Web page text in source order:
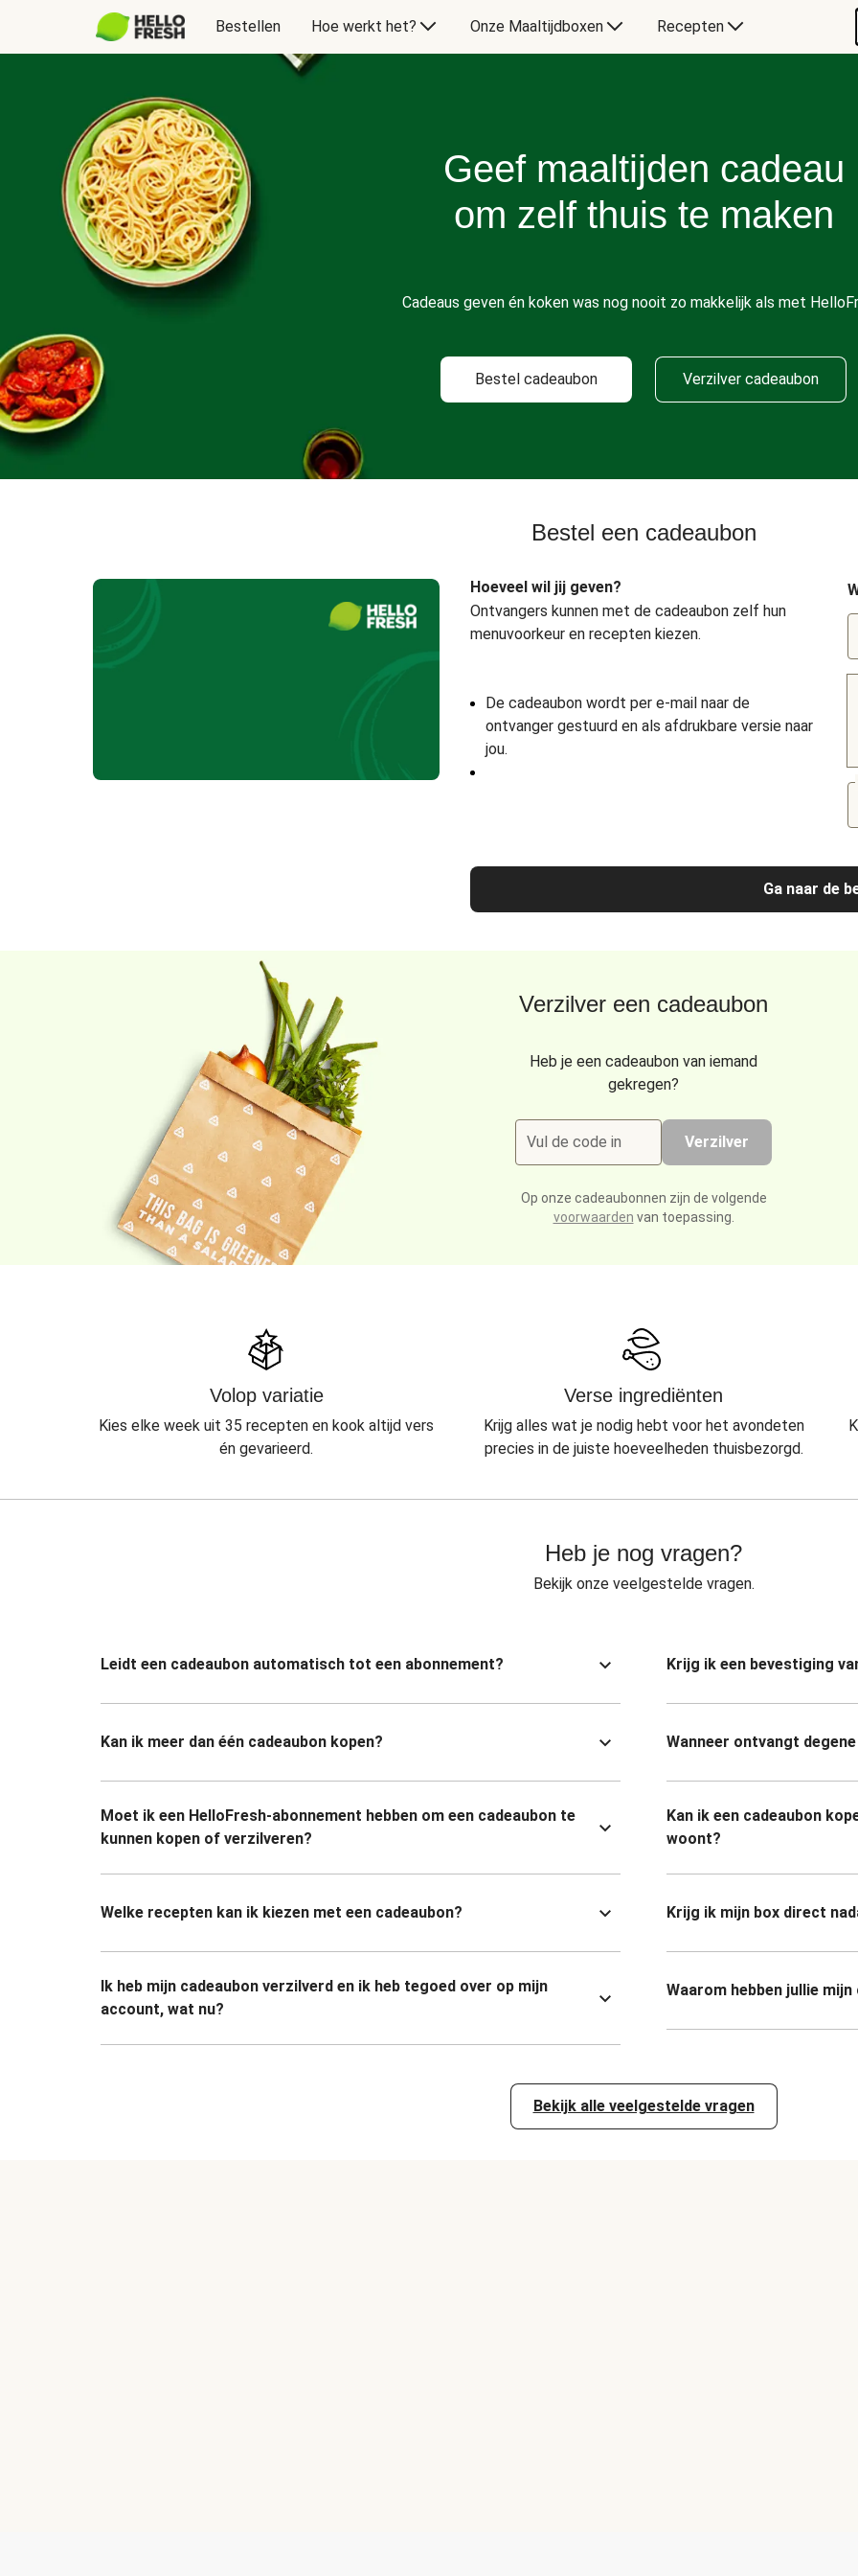
Bestellen Hoe werkt het? Onze Maaltijdboxen Recepten
Geef maaltijden cadeau
om zelf thuis te maken
Cadeaus geven én koken was nog nooit zo makkelijk als met
Bestel cadeaubon Verzilver cadeaubon
Bestel een cadeaubon
Hoeveel wil jij geven?
Ontvangers kunnen met de cadeaubon zelf hun
menuvoorkeur en recepten kiezen.
De cadeaubon wordt per e-mail naar de
ontvanger gestuurd en als afdrukbare versie naar
jou.
Ga naar de
Verzilver een cadeaubon
Heb je een cadeaubon van iemand
gekregen?
Vul de code in Verzilver
Op onze cadeaubonnen zijn de volgende
voorwaarden van toepassing.
Volop variatie
Kies elke week uit 35 recepten en kook altijd vers
én gevarieerd.
Verse ingrediënten
Krijg alles wat je nodig hebt voor het avondeten
precies in de juiste hoeveelheden thuisbezorgd.
Heb je nog vragen?
Bekijk onze veelgestelde vragen.
Leidt een cadeaubon automatisch tot een abonnement?
Kan ik meer dan één cadeaubon kopen?
Moet ik een HelloFresh-abonnement hebben om een cadeaubon te
kunnen kopen of verzilveren?
Welke recepten kan ik kiezen met een cadeaubon?
Ik heb mijn cadeaubon verzilverd en ik heb tegoed over op mijn
account, wat nu?
Krijg ik een bevestiging
Wanneer ontvangt
Kan ik een cadeaubon
woont?
Krijg ik mijn box direct
Waarom hebben jullie
Bekijk alle veelgestelde vragen